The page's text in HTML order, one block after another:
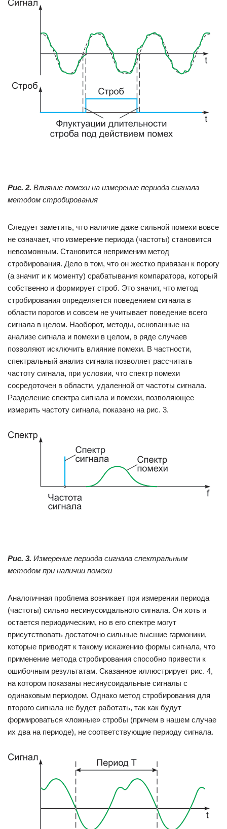
Рис. 2. Влияние помехи на измерение периода сигнала
методом стробирования
Следует заметить, что наличие даже сильной помехи вовсе
не означает, что измерение периода (частоты) становится
невозможным. Становится неприменим метод
стробирования. Дело в том, что он жестко привязан к порогу
(а значит и к моменту) срабатывания компаратора, который
собственно и формирует строб. Это значит, что метод
стробирования определяется поведением сигнала в
области порогов и совсем не учитывает поведение всего
сигнала в целом. Наоборот, методы, основанные на
анализе сигнала и помехи в целом, в ряде случаев
позволяют исключить влияние помехи. В частности,
спектральный анализ сигнала позволяет рассчитать
частоту сигнала, при условии, что спектр помехи
сосредоточен в области, удаленной от частоты сигнала.
Разделение спектра сигнала и помехи, позволяющее
измерить частоту сигнала, показано на рис. 3.
Рис. 3. Измерение периода сигнала спектральным
методом при наличии помехи
Аналогичная проблема возникает при измерении периода
(частоты) сильно несинусоидального сигнала. Он хоть и
остается периодическим, но в его спектре могут
присутствовать достаточно сильные высшие гармоники,
которые приводят к такому искажению формы сигнала, что
применение метода стробирования способно привести к
ошибочным результатам. Сказанное иллюстрирует рис. 4,
на котором показаны несинусоидальные сигналы с
одинаковым периодом. Однако метод стробирования для
второго сигнала не будет работать, так как будут
формироваться «ложные» стробы (причем в нашем случае
их два на периоде), не соответствующие периоду сигнала.